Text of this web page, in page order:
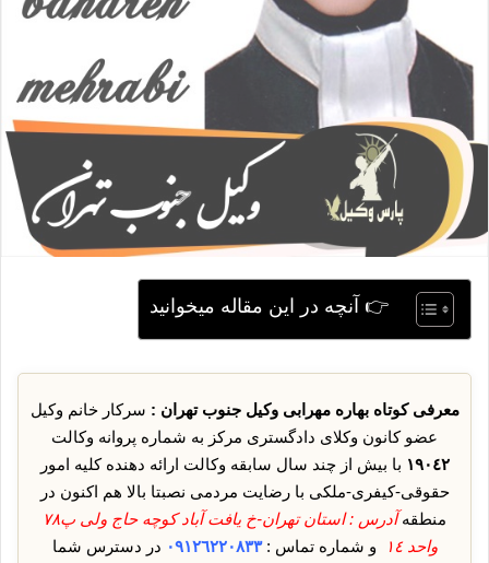
👉 آنچه در این مقاله میخوانید
معرفی کوتاه بهاره مهرابی وکیل جنوب تهران : سرکار خانم وکیل
عضو کانون وکلای دادگستری مرکز به شماره پروانه وکالت
١٩٠٤٢ با بیش از چند سال سابقه وکالت ارائه دهنده کلیه امور
حقوقی-کیفری-ملکی با رضایت مردمی نصبتا بالا هم اکنون در
منطقه
آدرس : استان تهران-خ یافت آباد کوچه حاج ولی پ٧٨
واحد ١٤
و شماره تماس :٠٩١٢٦٢٢٠٨٣٣ در دسترس شما